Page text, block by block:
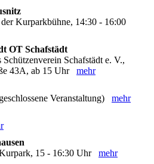
Kurparkbühne, 14:30 - 16:00
OT Schafstädt
Schützenverein Schafstädt e. V.,
43A, ab 15 Uhr mehr
Veranstaltung) mehr
15 - 16:30 Uhr mehr